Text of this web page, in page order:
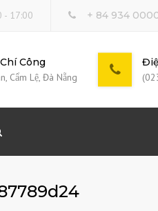
- 17:00 + 84 934
Công
Cẩm Lệ, Đà Nẵng